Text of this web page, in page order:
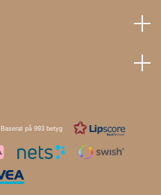
Baserat på 993 betyg